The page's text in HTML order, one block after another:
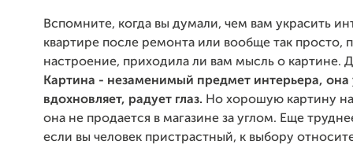
Вспомните, когда вы думали, чем вам украсить
квартире после ремонта или вообще так просто,
настроение, приходила ли вам мысль о картине.
Картина - незаменимый предмет интерьера, она
вдохновляет, радует глаз. Но хорошую картину
она не продается в магазине за углом. Еще
если вы человек пристрастный, к выбору